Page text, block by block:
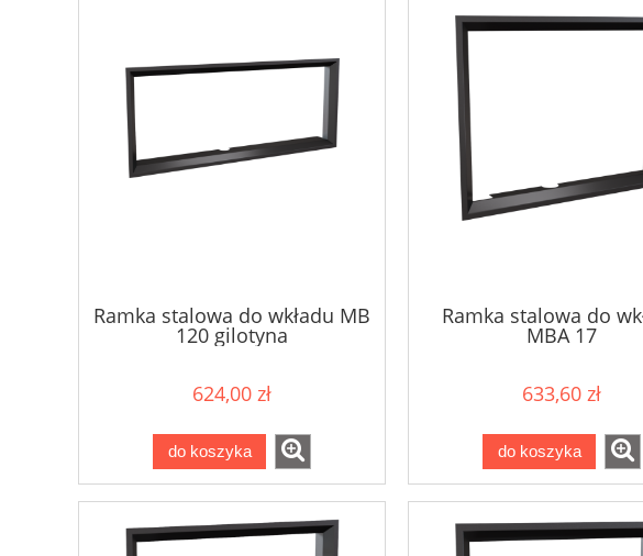
Ramka stalowa do wkładu MB
120 gilotyna
624,00 zł
do koszyka
Ramka stalowa do
MBA 17
633,60 zł
do koszyka